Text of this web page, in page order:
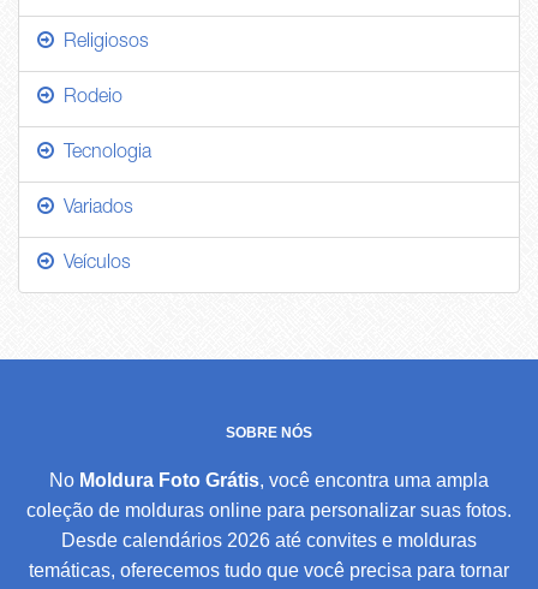
Religiosos
Rodeio
Tecnologia
Variados
Veículos
SOBRE NÓS
No Moldura Foto Grátis, você encontra uma ampla
coleção de molduras online para personalizar suas fotos.
Desde calendários 2026 até convites e molduras
temáticas, oferecemos tudo que você precisa para tornar